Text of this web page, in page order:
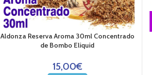
Aldonza Reserva Aroma 30ml Concentrado
de Bombo Eliquid
15,00€